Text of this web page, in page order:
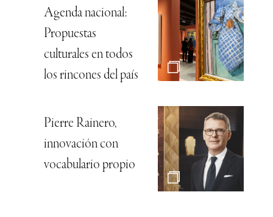
Agenda nacional:
Propuestas
culturales en todos
los rincones del país
Pierre Rainero,
innovación con
vocabulario propio